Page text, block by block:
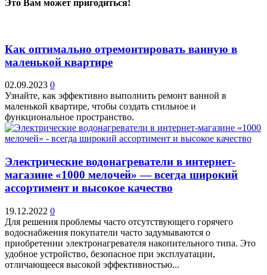
Это Вам может пригодиться!
Как оптимально отремонтировать ванную в
маленькой квартире
02.09.2023 0
Узнайте, как эффективно выполнить ремонт ванной в
маленькой квартире, чтобы создать стильное и
функциональное пространство.
Электрические водонагреватели в интернет-
магазине «1000 мелочей» — всегда широкий
ассортимент и высокое качество
19.12.2022 0
Для решения проблемы часто отсутствующего горячего
водоснабжения покупатели часто задумываются о
приобретении электронагревателя накопительного типа. Это
удобное устройство, безопасное при эксплуатации,
отличающееся высокой эффективностью...